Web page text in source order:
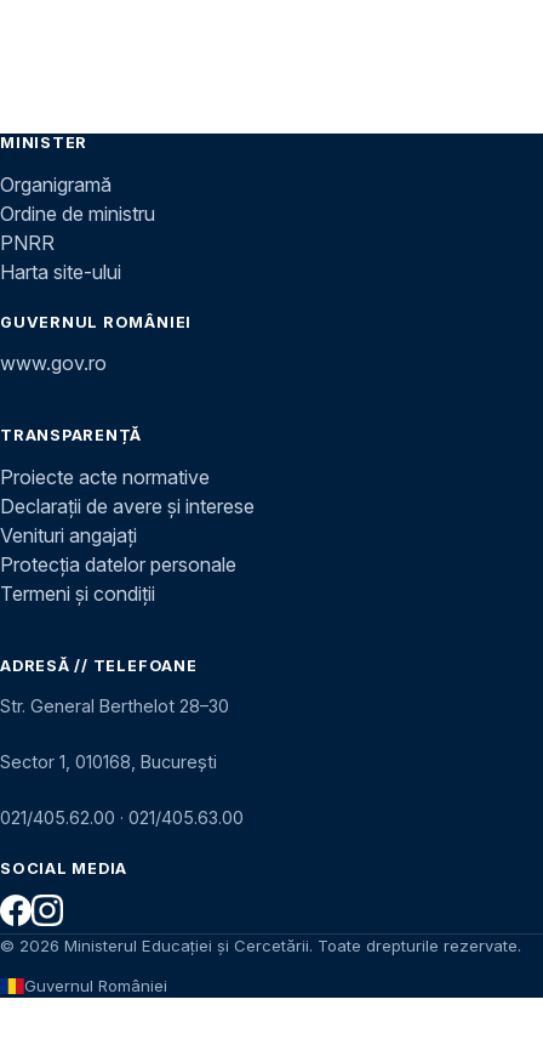
MINISTER
Organigramă
Ordine de ministru
PNRR
Harta site-ului
GUVERNUL ROMÂNIEI
www.gov.ro
TRANSPARENȚĂ
Proiecte acte normative
Declarații de avere și interese
Venituri angajați
Protecția datelor personale
Termeni și condiții
ADRESĂ // TELEFOANE
Str. General Berthelot 28–30
Sector 1, 010168, București
021/405.62.00 · 021/405.63.00
SOCIAL MEDIA
© 2026 Ministerul Educației și Cercetării. Toate drepturile rezervate.
Guvernul României